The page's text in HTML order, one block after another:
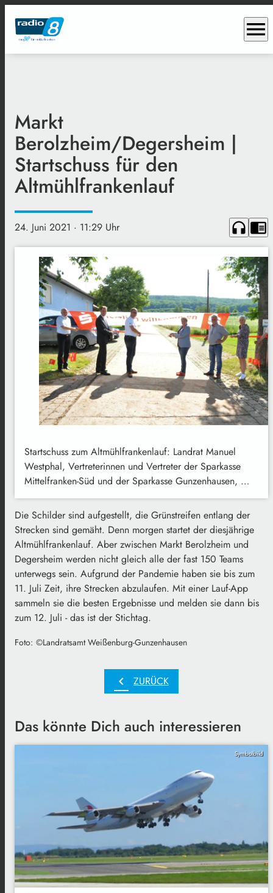
menu
Markt
Berolzheim/Degersheim |
Startschuss für den
Altmühlfrankenlauf
24. Juni 2021 · 11:29 Uhr headphones chrome_reader_mode
Startschuss zum Altmühlfrankenlauf: Landrat Manuel
Westphal, Vertreterinnen und Vertreter der Sparkasse
Mittelfranken-Süd und der Sparkasse Gunzenhausen, …
Die Schilder sind aufgestellt, die Grünstreifen entlang der
Strecken sind gemäht. Denn morgen startet der diesjährige
Altmühlfrankenlauf. Aber zwischen Markt Berolzheim und
Degersheim werden nicht gleich alle der fast 150 Teams
unterwegs sein. Aufgrund der Pandemie haben sie bis zum
11. Juli Zeit, ihre Strecken abzulaufen. Mit einer Lauf-App
sammeln sie die besten Ergebnisse und melden sie dann bis
zum 12. Juli - das ist der Stichtag.
Foto: ©Landratsamt Weißenburg-Gunzenhausen
chevron_left ZURÜCK
Das könnte Dich auch interessieren
Symbolbild